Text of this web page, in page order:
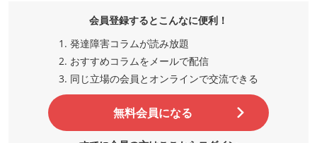
会員登録するとこんなに便利！
発達障害コラムが読み放題
おすすめコラムをメールで配信
同じ立場の会員とオンラインで交流できる
無料会員になる